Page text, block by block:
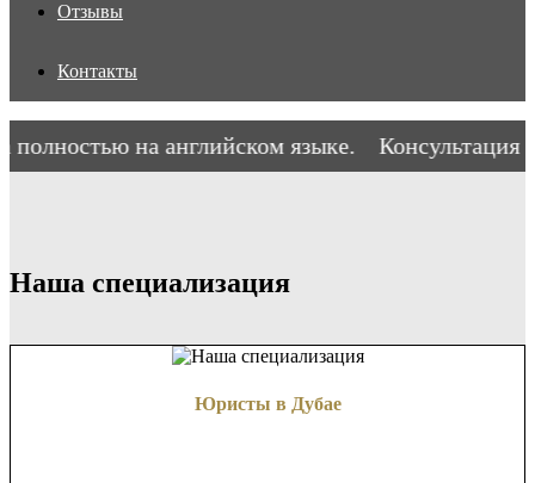
Отзывы
Контакты
на английском языке. Консультация
Наша специализация
Юристы в Дубае